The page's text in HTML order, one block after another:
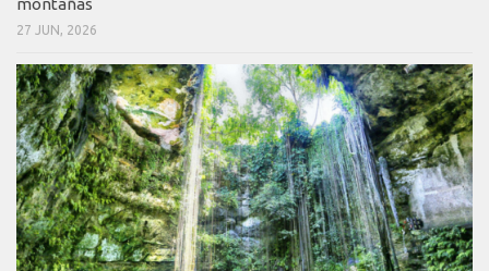
27 JUN, 2026